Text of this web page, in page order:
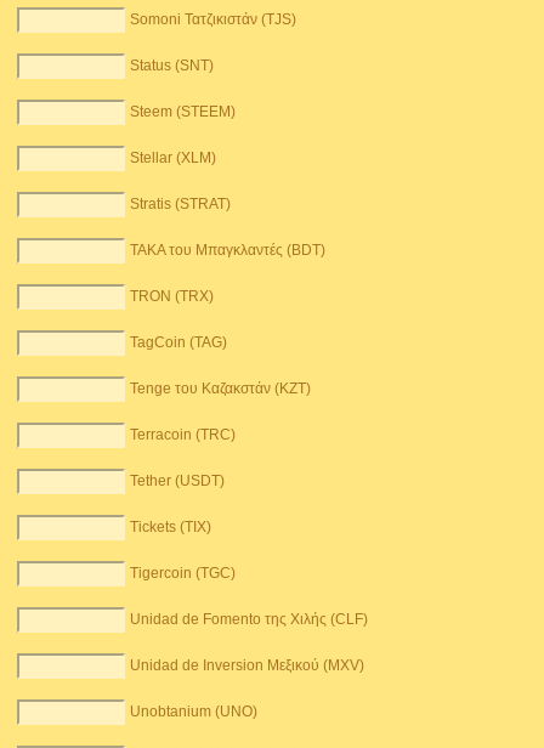
Somoni Τατζικιστάν (TJS)
Status (SNT)
Steem (STEEM)
Stellar (XLM)
Stratis (STRAT)
TAKA του Μπαγκλαντές (BDT)
TRON (TRX)
TagCoin (TAG)
Tenge του Καζακστάν (KZT)
Terracoin (TRC)
Tether (USDT)
Tickets (TIX)
Tigercoin (TGC)
Unidad de Fomento της Χιλής (CLF)
Unidad de Inversion Μεξικού (MXV)
Unobtanium (UNO)